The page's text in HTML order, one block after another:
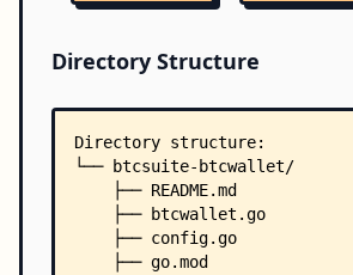
Directory Structure
Directory structure:
└── btcsuite-btcwallet/
    ├── README.md
    ├── btcwallet.go
    ├── config.go
    ├── go.mod